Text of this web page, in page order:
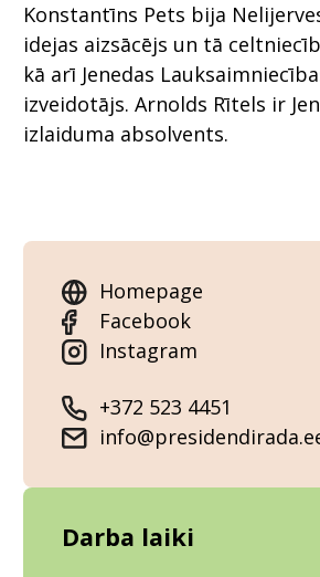
Konstantīns Pets bija
idejas aizsācējs un tā
kā arī Jenedas
izveidotājs. Arnolds Rītels ir
izlaiduma absolvents.
Homepage
Facebook
Instagram
+372 523 4451
Darba laiki